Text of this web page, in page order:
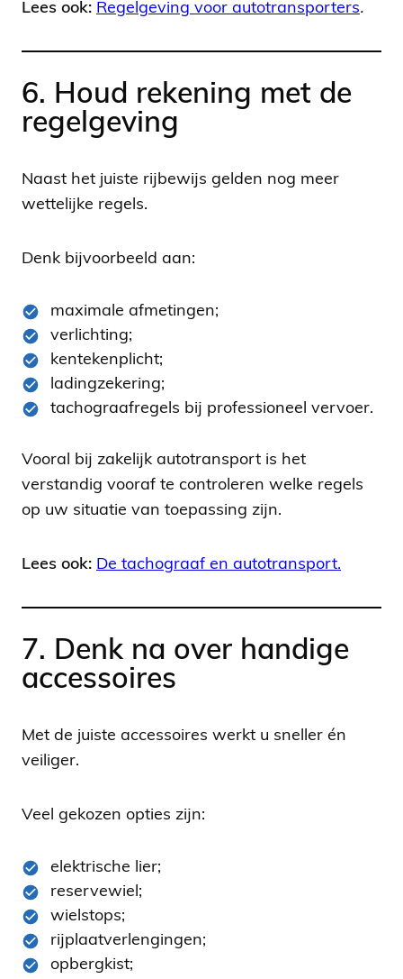
Lees ook: Regelgeving voor autotransporters.
6. Houd rekening met de
regelgeving
Naast het juiste rijbewijs gelden nog meer
wettelijke regels.
Denk bijvoorbeeld aan:
maximale afmetingen;
verlichting;
kentekenplicht;
ladingzekering;
tachograafregels bij professioneel vervoer.
Vooral bij zakelijk autotransport is het
verstandig vooraf te controleren welke regels
op uw situatie van toepassing zijn.
Lees ook: De tachograaf en autotransport.
7. Denk na over handige
accessoires
Met de juiste accessoires werkt u sneller én
veiliger.
Veel gekozen opties zijn:
elektrische lier;
reservewiel;
wielstops;
rijplaatverlengingen;
opbergkist;